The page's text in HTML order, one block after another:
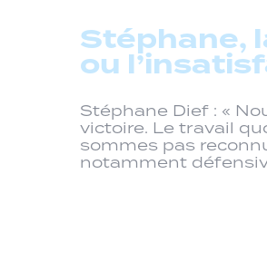
Stéphane,
ou
Stéphane Dief : «
victoire. Le travail
sommes pas
notamment